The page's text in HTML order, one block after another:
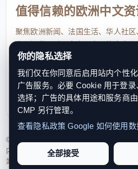
值得信赖的欧洲中文资
聚焦欧洲新闻、法国生活、华人社
点，提供及时、真实、实用的中文
速了解欧洲动态。
contact@xinouzhou.com
服务支持、版权与合作：工作日优先
利通知
© 2026 新欧洲·欧洲头条. All Rights
内容透明度、联系方式与用户权利说明
站点完整度。
你的隐私选择
我们仅在你同意后启用站内个性
广告服务。必要 Cookie 用于登
选择；广告的具体用途和服务商
CMP 另行管理。
查看隐私政策 Google 如何使用数
全部接受